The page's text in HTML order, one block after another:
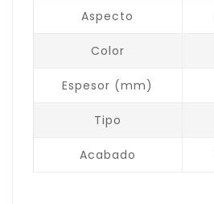
Aspecto
Color
Espesor (mm)
Tipo
Acabado